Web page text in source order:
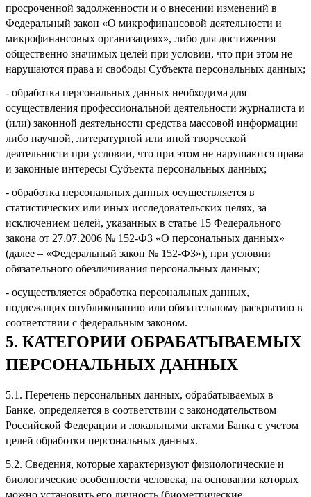
просроченной задолженности и о внесении изменений в
Федеральный закон «О микрофинансовой деятельности и
микрофинансовых организациях», либо для достижения
общественно значимых целей при условии, что при этом не
нарушаются права и свободы Субъекта персональных данных;
- обработка персональных данных необходима для
осуществления профессиональной деятельности журналиста и
(или) законной деятельности средства массовой информации
либо научной, литературной или иной творческой
деятельности при условии, что при этом не нарушаются права
и законные интересы Субъекта персональных данных;
- обработка персональных данных осуществляется в
статистических или иных исследовательских целях, за
исключением целей, указанных в статье 15 Федерального
закона от 27.07.2006 № 152-ФЗ «О персональных данных»
(далее – «Федеральный закон № 152-ФЗ»), при условии
обязательного обезличивания персональных данных;
- осуществляется обработка персональных данных,
подлежащих опубликованию или обязательному раскрытию в
соответствии с федеральным законом.
5. КАТЕГОРИИ ОБРАБАТЫВАЕМЫХ
ПЕРСОНАЛЬНЫХ ДАННЫХ
5.1. Перечень персональных данных, обрабатываемых в
Банке, определяется в соответствии с законодательством
Российской Федерации и локальными актами Банка с учетом
целей обработки персональных данных.
5.2. Сведения, которые характеризуют физиологические и
биологические особенности человека, на основании которых
можно установить его личность (биометрические